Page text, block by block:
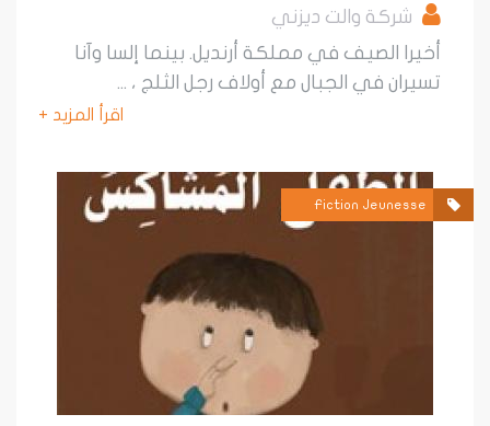
شركة والت ديزني
الصيف في مملكة أرنديل. بينما إلسا وآنا
في الجبال مع أولاف رجل الثلج ، ...
اقرأ المزيد +
Fiction Jeunesse